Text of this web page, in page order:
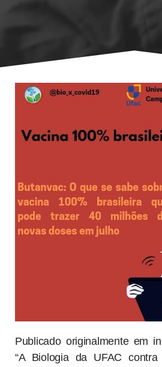
Publicado originalmente em
“A Biologia da UFAC